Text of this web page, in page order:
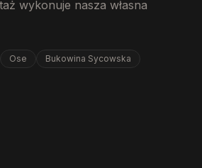
wykonuje nasza własna
Ose Bukowina Sycowska